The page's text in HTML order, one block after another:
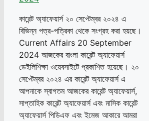
কারেন্ট অ্যাফেয়ার্স ২০ সেপ্টেম্বর ২০২৪ এ
বিভিন্ন পত্র-পত্রিকা থেকে সংগ্রহ করা হয়ছে।
Current Affairs 20 September
2024 আজকের বাংলা কারেন্ট অ্যাফেয়ার্স
ডেইলিশিক্ষা ওয়েবসাইটে প্রকাশিত হয়েছে। ২০
সেপ্টেম্বর ২০২৪ এর কারেন্ট অ্যাফেয়ার্স এ
আপনাকে স্বাগতম আজকের কারেন্ট অ্যাফেয়ার্স,
সাপ্তাহিক কারেন্ট অ্যাফেয়ার্স এবং মাসিক কারেন্ট
অ্যাফেয়ার্স পিডিএফ এবং ইমেজ আকারে আমরা